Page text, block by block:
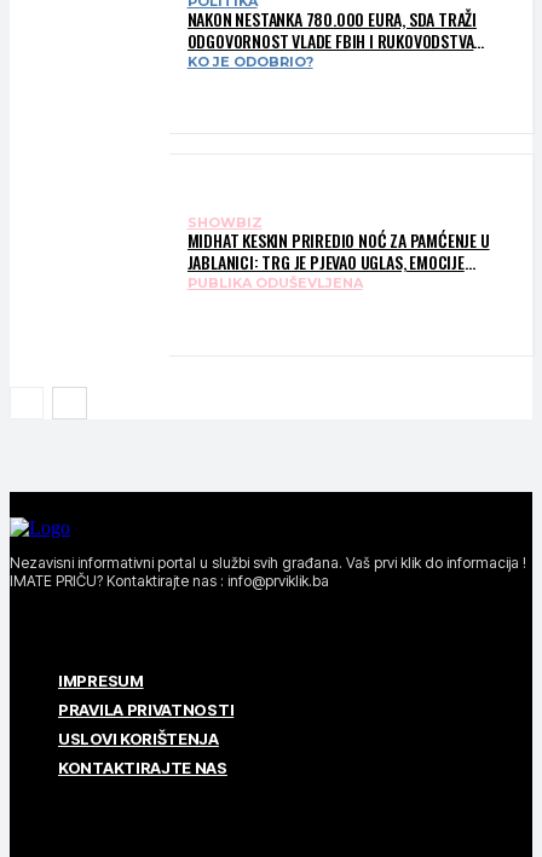
NAKON NESTANKA 780.000 EURA, SDA TRAŽI
ODGOVORNOST VLADE FBIH I RUKOVODSTVA
IGMANA
KO JE ODOBRIO?
SHOWBIZ
MIDHAT KESKIN PRIREDIO NOĆ ZA PAMĆENJE U
JABLANICI: TRG JE PJEVAO UGLAS, EMOCIJE
PREPLAVILE RODNI GRAD
PUBLIKA ODUŠEVLJENA
Nezavisni informativni portal u službi svih građana. Vaš prvi klik do informacija !
IMATE PRIČU? Kontaktirajte nas : info@prviklik.ba
IMPRESUM
PRAVILA PRIVATNOSTI
USLOVI KORIŠTENJA
KONTAKTIRAJTE NAS